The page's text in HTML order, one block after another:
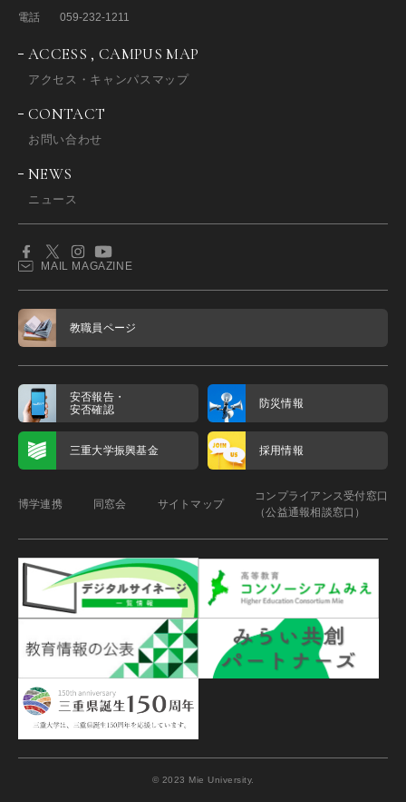
電話
059-232-1211
ACCESS , CAMPUS MAP
アクセス・キャンパスマップ
CONTACT
お問い合わせ
NEWS
ニュース
MAIL MAGAZINE
教職員ページ
安否報告・
安否確認
防災情報
三重大学振興基金 採用情報
博学連携 同窓会 サイトマップ
コンプライアンス受付窓口
（公益通報相談窓口）
© 2023 Mie University.